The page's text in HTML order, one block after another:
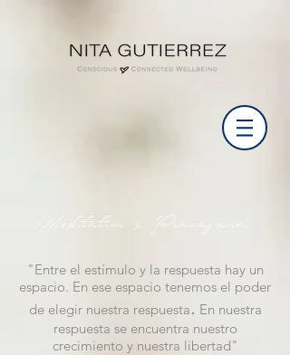
Meditation & Pranayamas
"Entre el estímulo y la respuesta hay un
espacio. En ese espacio tenemos el poder
de elegir nuestra respuesta. En nuestra
respuesta se encuentra nuestro
crecimiento y nuestra libertad"